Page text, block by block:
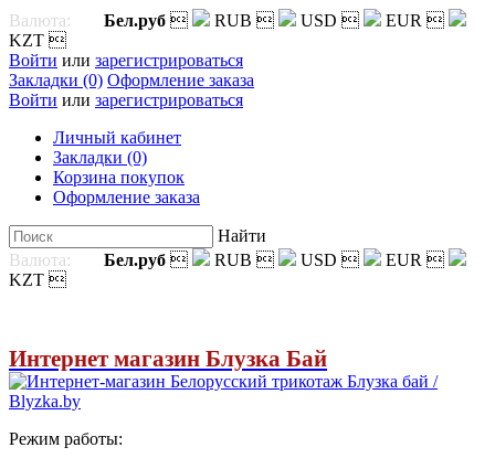
Валюта: Бел.руб  RUB  USD  EUR 
KZT 
Войти или зарегистрироваться
Закладки (0) Оформление заказа
Войти или зарегистрироваться
Личный кабинет
Закладки (0)
Корзина покупок
Оформление заказа
Найти
Валюта:
Бел.руб  RUB  USD  EUR 
KZT 
Интернет магазин Блузка Бай
Режим работы: